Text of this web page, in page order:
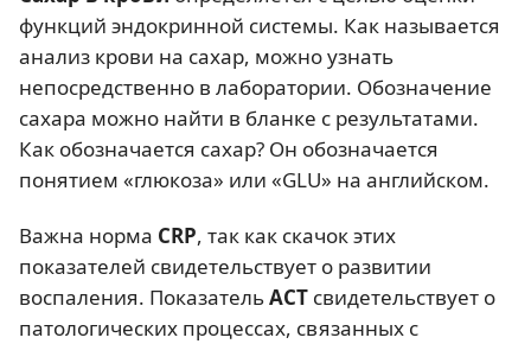
функций эндокринной системы. Как называется
анализ крови на сахар, можно узнать
непосредственно в лаборатории. Обозначение
сахара можно найти в бланке с результатами.
Как обозначается сахар? Он обозначается
понятием «глюкоза» или «GLU» на английском.
Важна норма CRP, так как скачок этих
показателей свидетельствует о развитии
воспаления. ПоказательАСТ свидетельствует о
патологических процессах, связанных с